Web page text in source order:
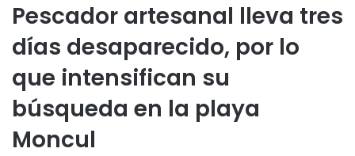
Pescador artesanal lleva tres
días desaparecido, por lo
que intensifican su
búsqueda en la playa
Moncul